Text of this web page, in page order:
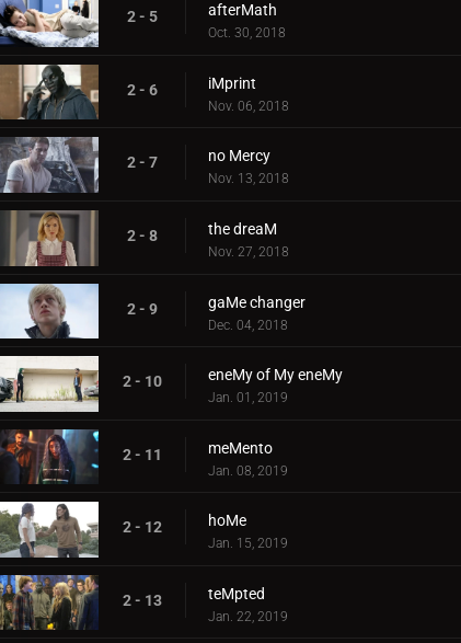
2 - 5 afterMath
Oct. 30, 2018
2 - 6 iMprint
Nov. 06, 2018
2 - 7 no Mercy
Nov. 13, 2018
2 - 8 the dreaM
Nov. 27, 2018
2 - 9 gaMe changer
Dec. 04, 2018
2 - 10 eneMy of My eneMy
Jan. 01, 2019
2 - 11 meMento
Jan. 08, 2019
2 - 12 hoMe
Jan. 15, 2019
2 - 13 teMpted
Jan. 22, 2019